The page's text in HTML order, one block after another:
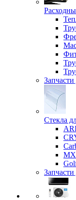
Запчасти
Стекла